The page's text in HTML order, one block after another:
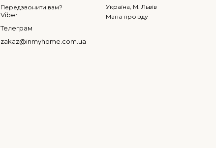
Передзвонити вам?
Viber
Телеграм
zakaz@inmyhome.com.ua
Україна, М. Львів
Мапа проїзду